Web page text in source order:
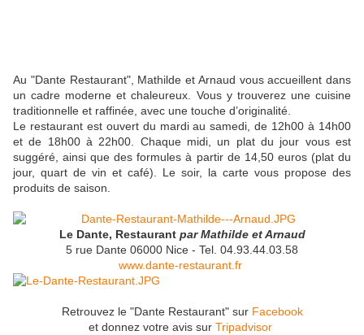
Au "Dante Restaurant", Mathilde et Arnaud vous accueillent dans
un cadre moderne et chaleureux. Vous y trouverez une cuisine
traditionnelle et raffinée, avec une touche d’originalité.
Le restaurant est ouvert du mardi au samedi, de 12h00 à 14h00
et de 18h00 à 22h00. Chaque midi, un plat du jour vous est
suggéré, ainsi que des formules à partir de 14,50 euros (plat du
jour, quart de vin et café). Le soir, la carte vous propose des
produits de saison.
Le Dante, Restaurant par Mathilde et Arnaud
5 rue Dante 06000 Nice - Tel. 04.93.44.03.58
www.dante-restaurant.fr
Retrouvez le "Dante Restaurant" sur Facebook
et donnez votre avis sur Tripadvisor